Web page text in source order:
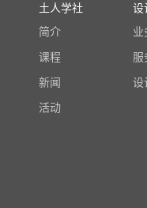
土人学社
简介
课程
新闻
活动
设
业
服
设